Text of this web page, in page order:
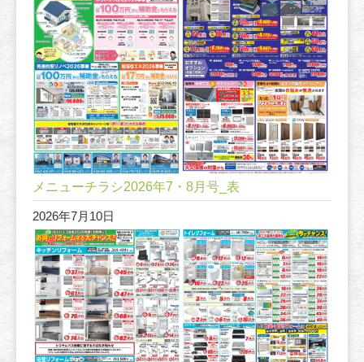
メニューチラシ2026年7・8月号_表
2026年7月10日